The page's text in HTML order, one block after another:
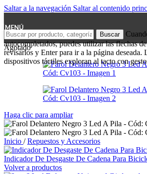
Saltar a la navegación Saltar al contenido
MENÚ
Buscar
autocompletados, puedes utilizar las flechas
revisarlos y Enter para ir a la página deseada.
dispositivos táctiles exploran al tacto con
Agotado
Haga clic para ampliar
Inicio / Repuestos y Accesorios
Indicador De Desgaste De Cadena Para
Volver a productos